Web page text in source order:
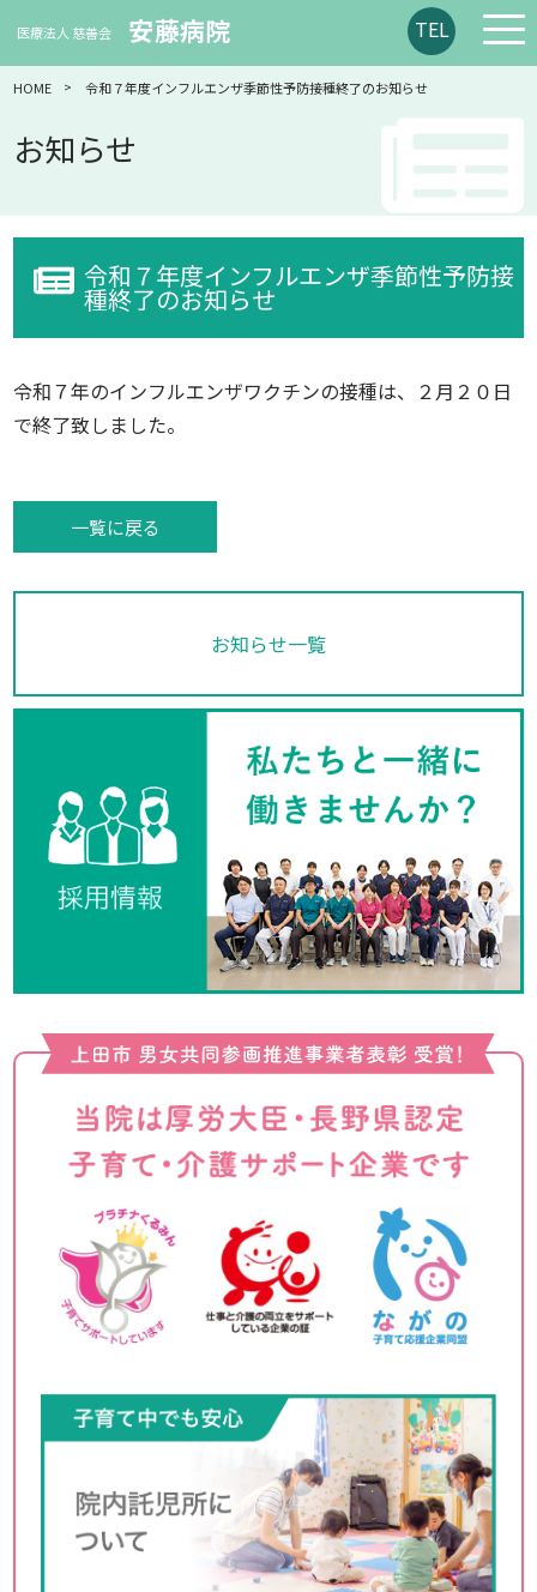
医療法人 慈善会 安藤病院 TEL
HOME 令和７年度インフルエンザ季節性予防接種終了のお知らせ
お知らせ
令和７年度インフルエンザ季節性予防接
種終了のお知らせ
令和７年のインフルエンザワクチンの接種は、２月２０日
で終了致しました。
一覧に戻る
お知らせ一覧